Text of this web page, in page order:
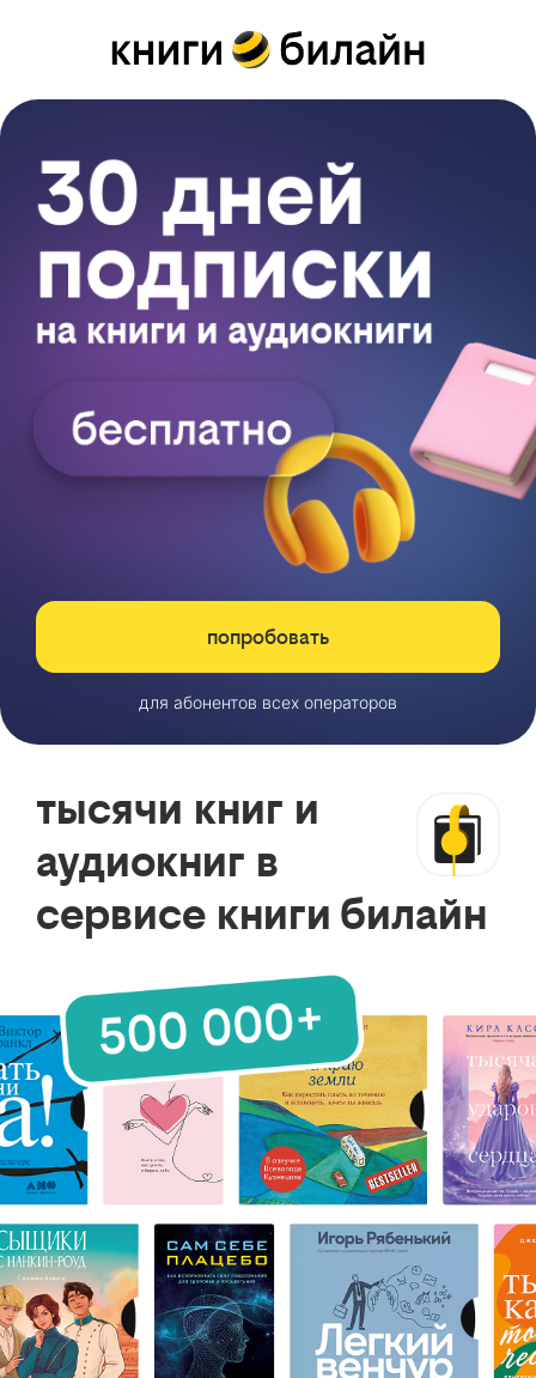
попробовать
для абонентов всех операторов
тысячи книг и
аудиокниг в
сервисе книги билайн